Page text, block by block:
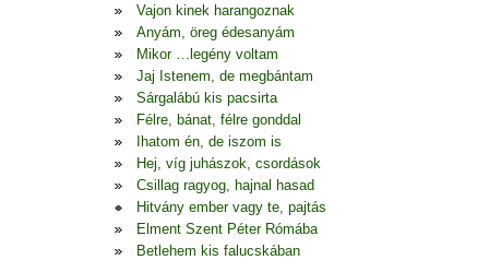
Vajon kinek harangoznak
Anyám, öreg édesanyám
Mikor …legény voltam
Jaj Istenem, de megbántam
Sárgalábú kis pacsirta
Félre, bánat, félre gonddal
Ihatom én, de iszom is
Hej, víg juhászok, csordások
Csillag ragyog, hajnal hasad
Hitvány ember vagy te, pajtás
Elment Szent Péter Rómába
Betlehem kis falucskában